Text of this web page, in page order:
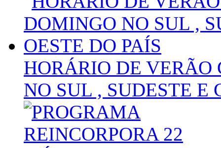
HORÁRIO DE VERÃO
NO SUL , SUDESTE E